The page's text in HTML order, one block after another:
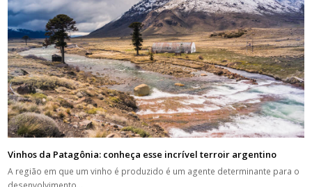
Vinhos da Patagônia: conheça esse incrível terroir argentino
A região em que um vinho é produzido é um agente determinante para o